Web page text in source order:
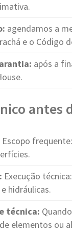
agendamos a
e o Código
após a
antes
Escopo
Execução
hidráulicas.
técnica:
elementos ou